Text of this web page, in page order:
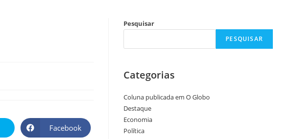
Facebook
Pesquisar
PESQUISAR
Categorias
Coluna publicada em O Globo
Destaque
Economia
Política